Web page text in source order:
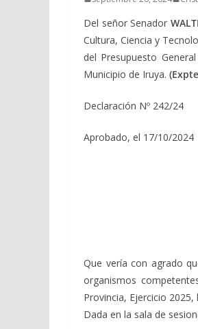
Del señor Senador
Cultura, Ciencia y
del Presupuesto
Municipio de Iruya.
Declaración Nº 242/24
Aprobado, el 17/10/2024
Que vería con agrado
organismos
Provincia, Ejercicio
Dada en la sala de